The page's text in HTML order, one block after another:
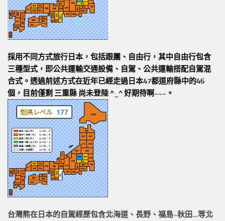
採用不同方式旅行日本，包括跟團、自由行，其中自由行包含
三種型式，即公共運輸交通設備、自駕、公共運輸搭配自駕混
合式。透過前述方式在近年已經走過日本47都道府縣中的46
個，目前僅剩 三重縣 尚未登陸 ^_^ 好期待啊~~~。
台灣熊在日本的自駕經歷包含北海道、長野、福島~秋田…等北